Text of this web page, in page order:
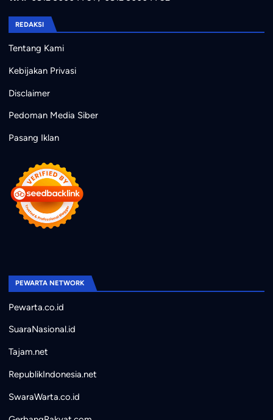
REDAKSI
Tentang Kami
Kebijakan Privasi
Disclaimer
Pedoman Media Siber
Pasang Iklan
PEWARTA NETWORK
Pewarta.co.id
SuaraNasional.id
Tajam.net
RepublikIndonesia.net
SwaraWarta.co.id